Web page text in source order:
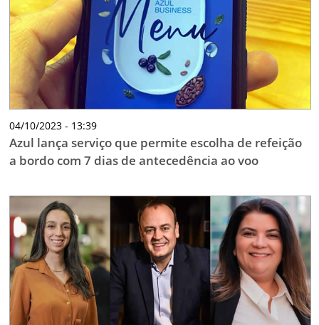
04/10/2023 - 13:39
Azul lança serviço que permite escolha de refeição
a bordo com 7 dias de antecedência ao voo